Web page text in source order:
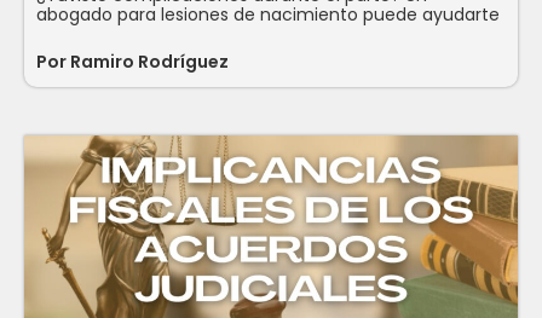
abogado para lesiones de nacimiento puede ayudarte
Por Ramiro Rodríguez